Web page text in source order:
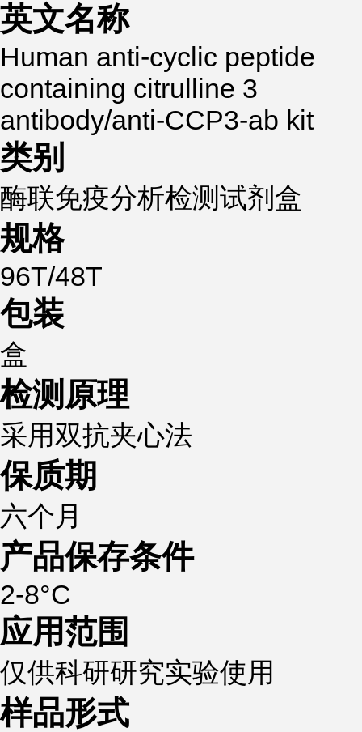
英文名称
Human anti-cyclic peptide
containing citrulline 3
antibody/anti-CCP3-ab kit
类别
酶联免疫分析检测试剂盒
规格
96T/48T
包装
盒
检测原理
采用双抗夹心法
保质期
六个月
产品保存条件
2-8°C
应用范围
仅供科研研究实验使用
样品形式